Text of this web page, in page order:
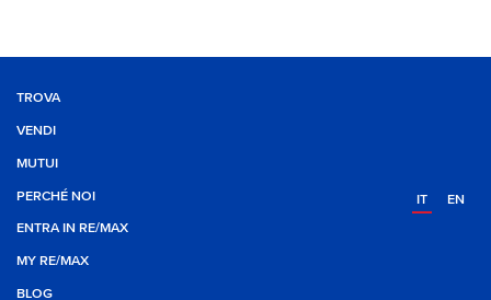
TROVA
VENDI
MUTUI
PERCHÉ NOI
ENTRA IN RE/MAX
MY RE/MAX
BLOG
IT EN